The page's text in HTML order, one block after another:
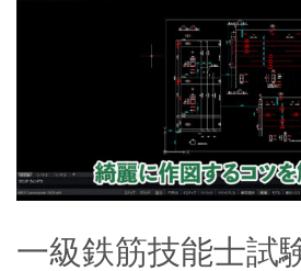
一級鉄筋技能士試